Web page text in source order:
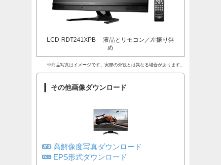
LCD-RDT241XPB 液晶とリモコン／左振り斜
め
※商品写真はイメージです。実際の外観とは異なる場合があります。
その他画像ダウンロード
高解像度写真ダウンロード
EPS形式ダウンロード